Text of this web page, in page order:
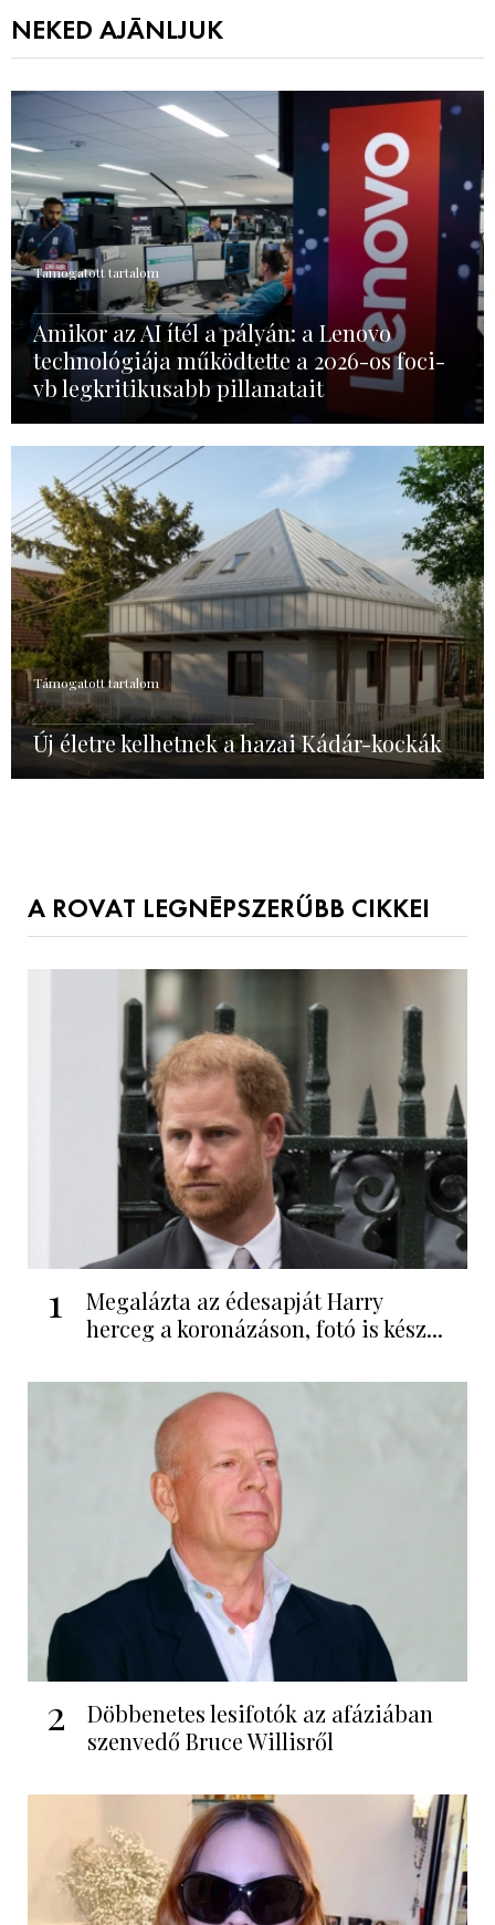
NEKED AJÁNLJUK
Támogatott tartalom
Amikor az AI ítél a pályán: a Lenovo
technológiája működtette a 2026-os foci-
vb legkritikusabb pillanatait
Támogatott tartalom
Új életre kelhetnek a hazai Kádár-kockák
A ROVAT LEGNÉPSZERŰBB CIKKEI
1
Megalázta az édesapját Harry
herceg a koronázáson, fotó is kész...
2
Döbbenetes lesifotók az afáziában
szenvedő Bruce Willisről